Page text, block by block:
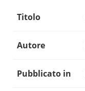
Titolo
Autore
Pubblicato in